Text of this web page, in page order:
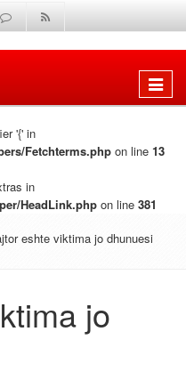
Shfaq
'{' in
Fetchterms.php on line 13
in
HeadLink.php on line 381
eshte viktima jo dhunuesi
jo